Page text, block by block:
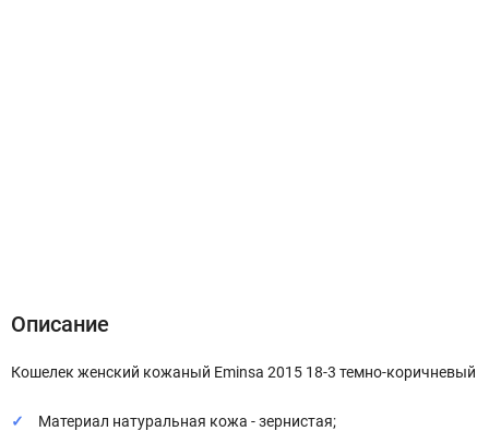
Описание
Кошелек женский кожаный Eminsa 2015 18-3 темно-коричневый
Материал натуральная кожа - зернистая;